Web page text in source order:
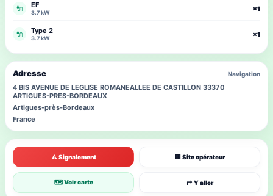
⚠ Signalement 🏢 Site opérateur
🗺 Voir carte ↱ Y aller
🔌 EF
3.7 kW
×1
🔌 Type 2
3.7 kW
×1
Adresse Navigation
4 BIS AVENUE DE LEGLISE ROMANEALLEE DE CASTILLON 33370
ARTIGUES-PRES-BORDEAUX
Artigues-près-Bordeaux
France